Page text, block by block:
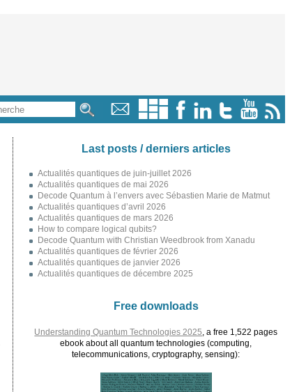
Last posts / derniers articles
Actualités quantiques de juin-juillet 2026
Actualités quantiques de mai 2026
Decode Quantum à l’envers avec Sébastien Marie de Matmut
Actualités quantiques d’avril 2026
Actualités quantiques de mars 2026
How to compare logical qubits?
Decode Quantum with Christian Weedbrook from Xanadu
Actualités quantiques de février 2026
Actualités quantiques de janvier 2026
Actualités quantiques de décembre 2025
Free downloads
Understanding Quantum Technologies 2025 , a free 1,522 pages
ebook about all quantum technologies (computing,
telecommunications, cryptography, sensing):